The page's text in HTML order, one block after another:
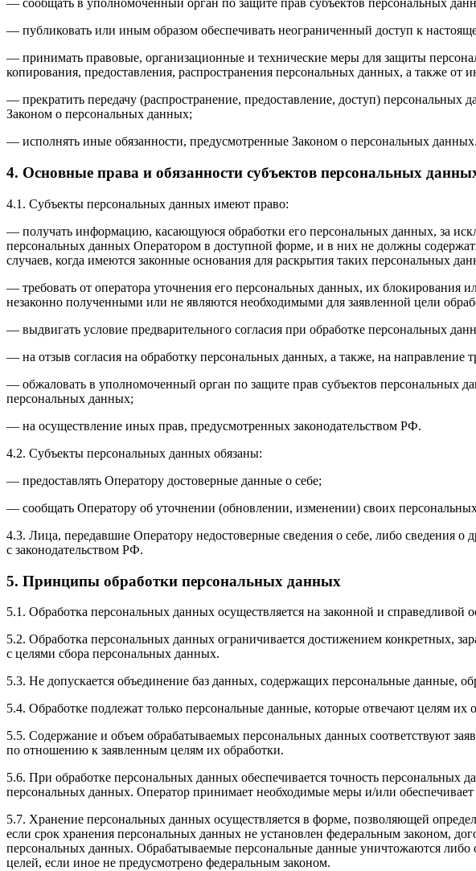
— сообщать в уполномоченный орган по защите прав субъектов персональных
— публиковать или иным образом обеспечивать неограниченный доступ к
— принимать правовые, организационные и технические меры для защиты
копирования, предоставления, распространения персональных данных, а также
— прекратить передачу (распространение, предоставление, доступ)
Законом о персональных данных;
— исполнять иные обязанности, предусмотренные Законом о персональных данных.
4. Основные права и обязанности субъектов персональных
4.1. Субъекты персональных данных имеют право:
— получать информацию, касающуюся обработки его персональных данных, за
персональных данных Оператором в доступной форме, и в них не должны
случаев, когда имеются законные основания для раскрытия таких персональных
— требовать от оператора уточнения его персональных данных, их
незаконно полученными или не являются необходимыми для заявленной цели
— выдвигать условие предварительного согласия при обработке персональных
— на отзыв согласия на обработку персональных данных, а также, на
— обжаловать в уполномоченный орган по защите прав субъектов персональных
персональных данных;
— на осуществление иных прав, предусмотренных законодательством РФ.
4.2. Субъекты персональных данных обязаны:
— предоставлять Оператору достоверные данные о себе;
— сообщать Оператору об уточнении (обновлении, изменении) своих
4.3. Лица, передавшие Оператору недостоверные сведения о себе, либо сведения о
с законодательством РФ.
5. Принципы обработки персональных данных
5.1. Обработка персональных данных осуществляется на законной и справедливой
5.2. Обработка персональных данных ограничивается достижением конкретных,
с целями сбора персональных данных.
5.3. Не допускается объединение баз данных, содержащих персональные данные,
5.4. Обработке подлежат только персональные данные, которые отвечают целям их
5.5. Содержание и объем обрабатываемых персональных данных соответствуют
по отношению к заявленным целям их обработки.
5.6. При обработке персональных данных обеспечивается точность персональных
персональных данных. Оператор принимает необходимые меры и/или
5.7. Хранение персональных данных осуществляется в форме, позволяющей
если срок хранения персональных данных не установлен федеральным законом,
персональных данных. Обрабатываемые персональные данные уничтожаются либо
целей, если иное не предусмотрено федеральным законом.